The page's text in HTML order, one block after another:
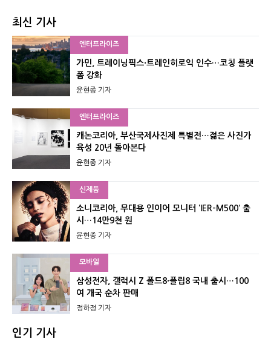
최신 기사
엔터프라이즈
가민, 트레이닝픽스·트레인히로익 인수…코칭 플랫
폼 강화
윤현종 기자
엔터프라이즈
캐논코리아, 부산국제사진제 특별전…젊은 사진가
육성 20년 돌아본다
윤현종 기자
신제품
소니코리아, 무대용 인이어 모니터 ‘IER-M500’ 출
시…14만9천 원
윤현종 기자
모바일
삼성전자, 갤럭시 Z 폴드8·플립8 국내 출시…100
여 개국 순차 판매
정하정 기자
인기 기사